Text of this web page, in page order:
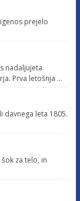
prejelo
nadaljujeta
Prva letošnja …
davnega leta 1805.
za telo, in